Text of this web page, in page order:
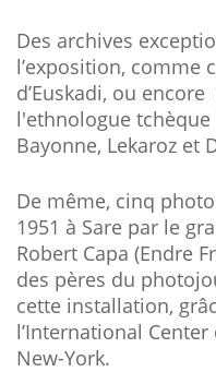
Des archives
l’exposition, comme
d’Euskadi, ou
l'ethnologue tchèque
Bayonne, Lekaroz et
De même, cinq
1951 à Sare par le
Robert Capa (Endre
des pères du
cette installation,
l’International
New-York.